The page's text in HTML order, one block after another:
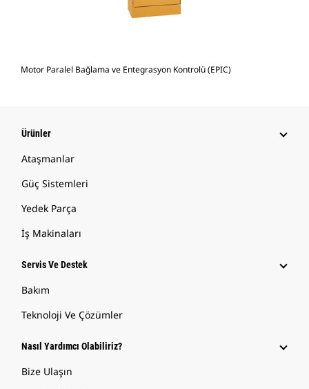
Motor Paralel Bağlama ve Entegrasyon Kontrolü (EPIC)
Ürünler
Ataşmanlar
Güç Sistemleri
Yedek Parça
İş Makinaları
Servis Ve Destek
Bakım
Teknoloji Ve Çözümler
Nasıl Yardımcı Olabiliriz?
Bize Ulaşın